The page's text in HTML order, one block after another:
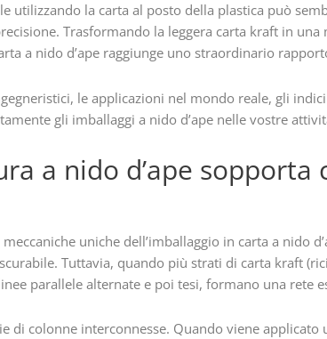
utilizzando la carta al posto della plastica può
Trasformando la leggera carta kraft in
a nido d’ape raggiunge uno straordinario
le applicazioni nel mondo reale, gli
gli imballaggi a nido d’ape nelle vostre
a nido d’ape sopporta
uniche dell’imballaggio in carta a nido
Tuttavia, quando più strati di carta kraft
parallele alternate e poi tesi, formano una rete
di colonne interconnesse. Quando viene applicato